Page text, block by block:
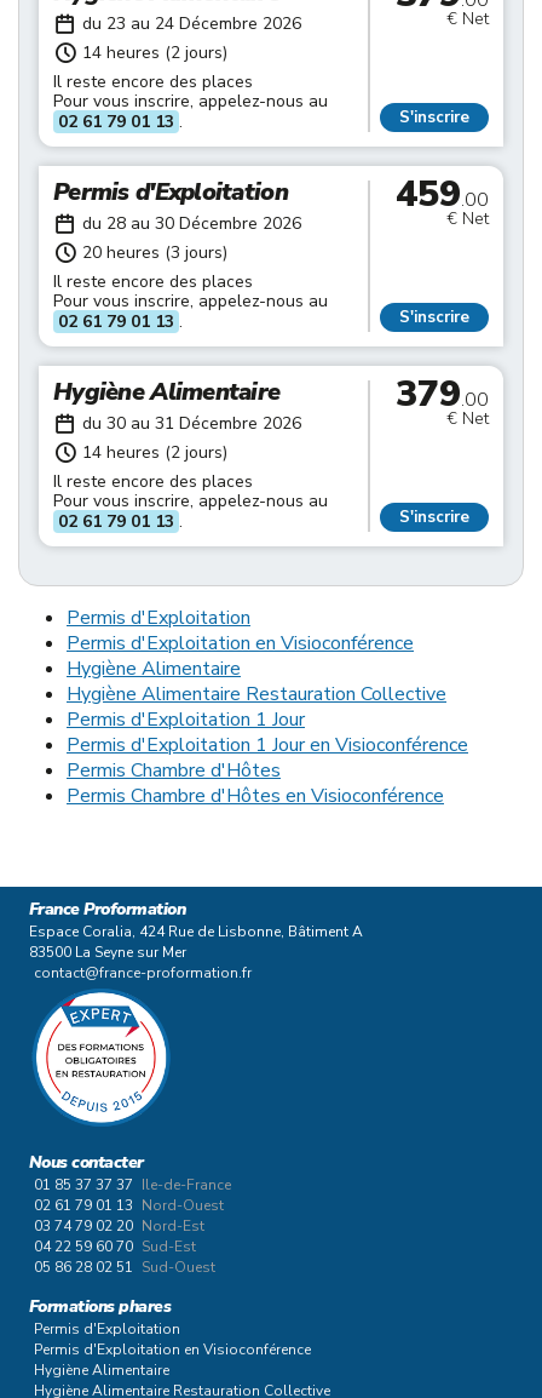
du 23 au 24 Décembre 2026
14 heures (2 jours)
Il reste encore des places
Pour vous inscrire, appelez-nous au
02 61 79 01 13 .
€ Net
S'inscrire
Permis d'Exploitation
du 28 au 30 Décembre 2026
20 heures (3 jours)
Il reste encore des places
Pour vous inscrire, appelez-nous au
02 61 79 01 13 .
459.00
€ Net
S'inscrire
Hygiène Alimentaire
du 30 au 31 Décembre 2026
14 heures (2 jours)
Il reste encore des places
Pour vous inscrire, appelez-nous au
02 61 79 01 13 .
379.00
€ Net
S'inscrire
Permis d'Exploitation
Permis d'Exploitation en Visioconférence
Hygiène Alimentaire
Hygiène Alimentaire Restauration Collective
Permis d'Exploitation 1 Jour
Permis d'Exploitation 1 Jour en Visioconférence
Permis Chambre d'Hôtes
Permis Chambre d'Hôtes en Visioconférence
France Proformation
Espace Coralia, 424 Rue de Lisbonne, Bâtiment A
83500 La Seyne sur Mer
contact@france-proformation.fr
Nous contacter
01 85 37 37 37 Ile-de-France
02 61 79 01 13 Nord-Ouest
03 74 79 02 20 Nord-Est
04 22 59 60 70 Sud-Est
05 86 28 02 51 Sud-Ouest
Formations phares
Permis d'Exploitation
Permis d'Exploitation en Visioconférence
Hygiène Alimentaire
Hygiène Alimentaire Restauration Collective